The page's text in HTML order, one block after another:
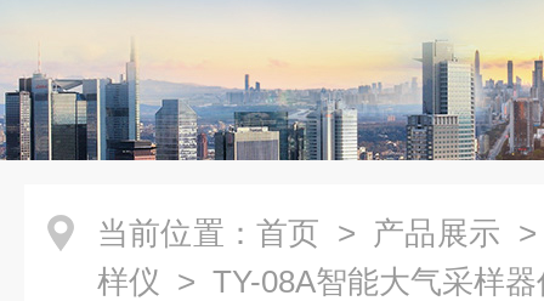
当前位置： 首页 > 产品展示
样仪 > TY-08A智能大气采样器